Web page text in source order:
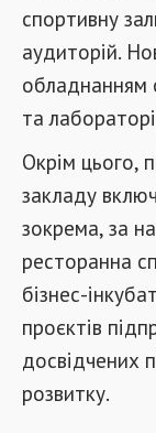
спортивну
аудиторій.
обладнанням
та
Окрім цього,
закладу
зокрема, за
ресторанна
бізнес-
проєктів
досвідчених
розвитку.